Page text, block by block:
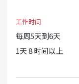
工作时间
每周5天到6天
1天 8 时间以上